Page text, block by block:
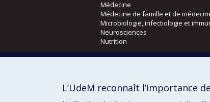
Médecine
Médecine de famille et de
Microbiologie, infectiologie et
Neurosciences
Nutrition
Orthophonie et audiologie
L’UdeM reconnaît l’importance